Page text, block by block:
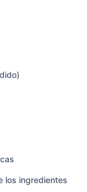
los ingredientes